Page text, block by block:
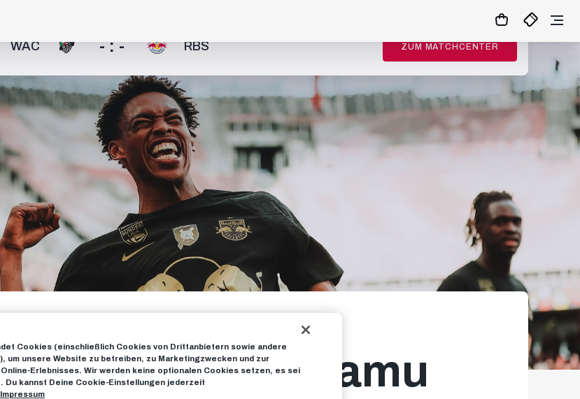
WAC - : - RBS ZUM MATCHCENTER
of Junior Adamu
Cookies (einschließlich Cookies von Drittanbietern sowie andere
um unsere Website zu betreiben, zu Marketingzwecken und zur
Erlebnisses. Wir werden keine optionalen Cookies setzen, es sei
Du kannst Deine Cookie-Einstellungen jederzeit
Impressum